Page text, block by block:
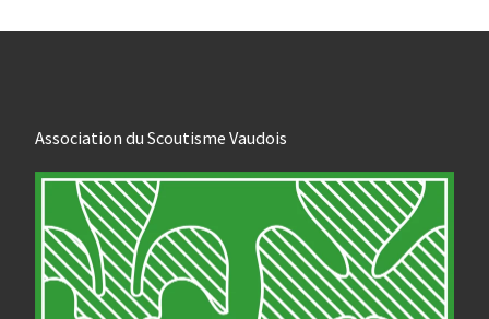
Association du Scoutisme Vaudois